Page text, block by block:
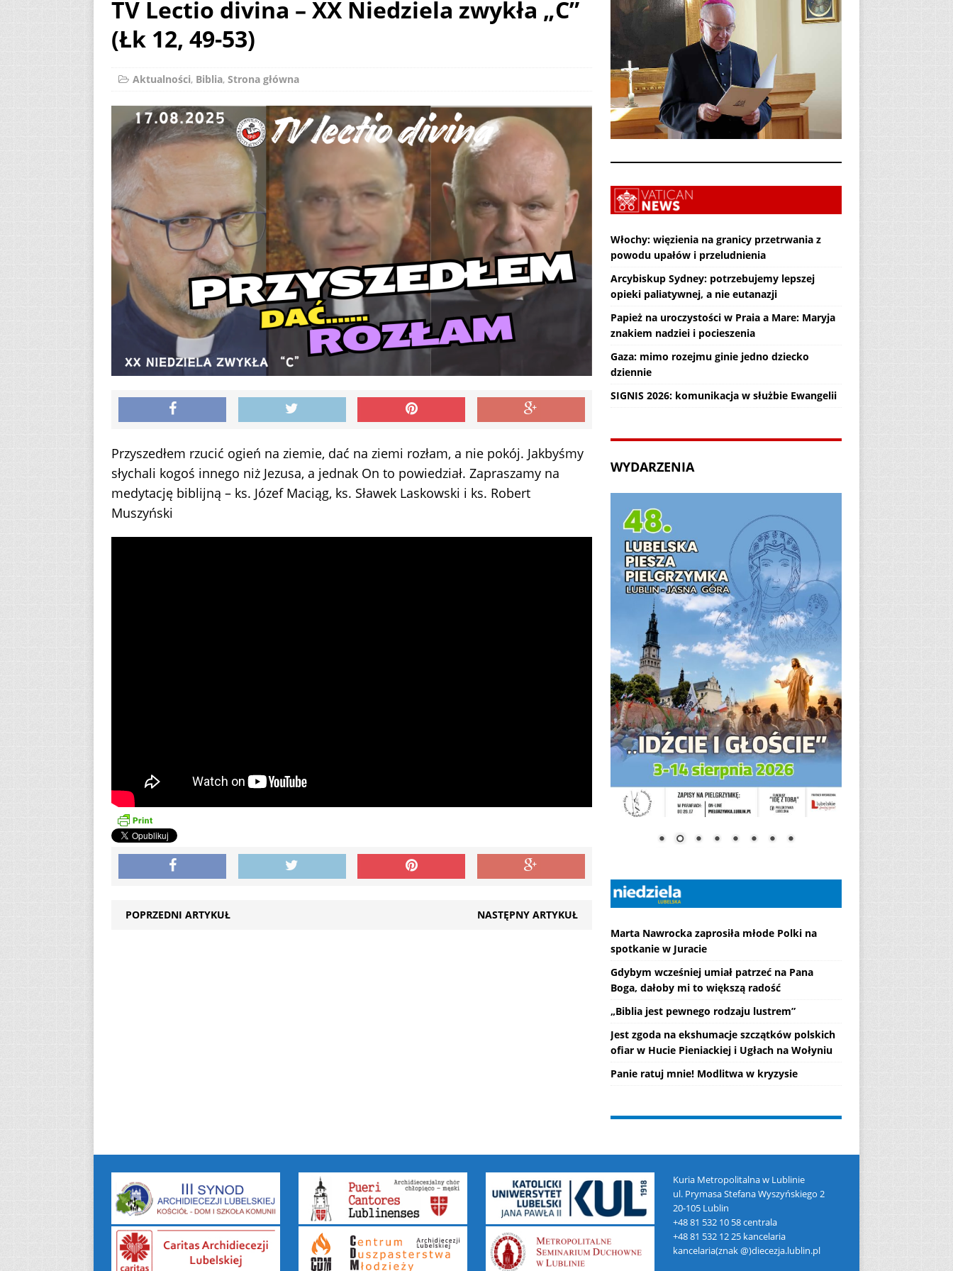
Lato z Rafaelem – największe przeboje Rafael Film i
przedpremierowe pokazy
[ 8 sierpnia 2026 ] Zmarł ks. Ryszard Sowa AKTUALNOŚCI
TV Lectio divina – XX Niedziela zwykła „C”
(Łk 12, 49-53)
Aktualności, Biblia, Strona główna
Przyszedłem rzucić ogień na ziemie, dać na ziemi rozłam, a nie pokój. Jakbyśmy
słychali kogoś innego niż Jezusa, a jednak On to powiedział. Zapraszamy na
medytację biblijną – ks. Józef Maciąg, ks. Sławek Laskowski i ks. Robert
Muszyński
POPRZEDNI ARTYKUŁ NASTĘPNY ARTYKUŁ
Włochy: więzienia na granicy przetrwania z
powodu upałów i przeludnienia
Arcybiskup Sydney: potrzebujemy lepszej
opieki paliatywnej, a nie eutanazji
Papież na uroczystości w Praia a Mare: Maryja
znakiem nadziei i pocieszenia
Gaza: mimo rozejmu ginie jedno dziecko
dziennie
SIGNIS 2026: komunikacja w służbie Ewangelii
WYDARZENIA
Marta Nawrocka zaprosiła młode Polki na
spotkanie w Juracie
Gdybym wcześniej umiał patrzeć na Pana
Boga, dałoby mi to większą radość
„Biblia jest pewnego rodzaju lustrem”
Jest zgoda na ekshumacje szczątków polskich
ofiar w Hucie Pieniackiej i Ugłach na Wołyniu
Panie ratuj mnie! Modlitwa w kryzysie
Kuria Metropolitalna w Lublinie
ul. Prymasa Stefana Wyszyńskiego 2
20-105 Lublin
+48 81 532 10 58 centrala
+48 81 532 12 25 kancelaria
kancelaria(znak @)diecezja.lublin.pl